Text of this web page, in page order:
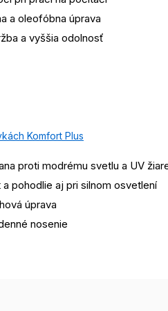
a oleofóbna úprava
a vyššia odolnosť
Komfort Plus
proti modrému svetlu a UV
pohodlie aj pri silnom osvetlení
úprava
nosenie